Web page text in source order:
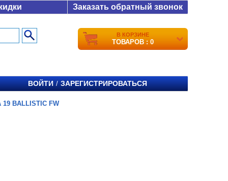
Заказать обратный звонок
В КОРЗИНЕ
ТОВАРОВ : 0
ВОЙТИ / ЗАРЕГИСТРИРОВАТЬСЯ
19 BALLISTIC FW